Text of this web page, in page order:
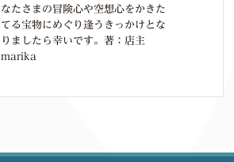
なたさまの冒険心や空想心をかきた
てる宝物にめぐり逢うきっかけとな
りましたら幸いです。著：店主
marika